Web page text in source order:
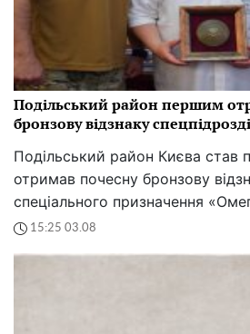
Подільський район першим
бронзову відзнаку
Подільський район Києва став
отримав почесну бронзову
спеціального призначення
15:25 03.08